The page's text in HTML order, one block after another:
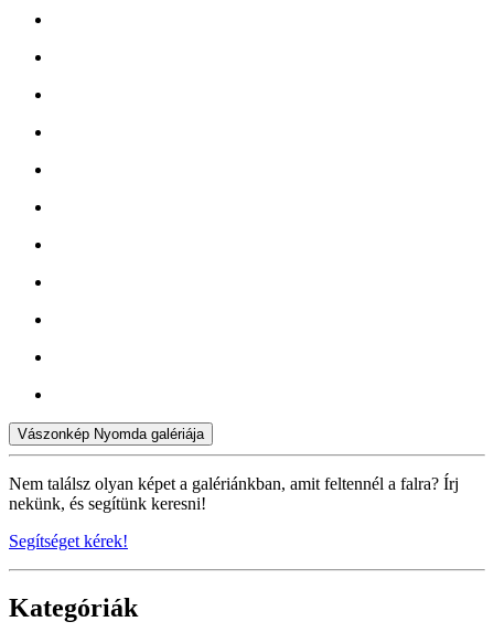
Vászonkép Nyomda galériája
Nem találsz olyan képet a galériánkban, amit feltennél a falra? Írj
nekünk, és segítünk keresni!
Segítséget kérek!
Kategóriák